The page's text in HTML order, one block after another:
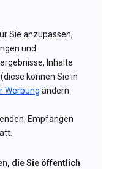
Sie anzupassen,
und
Inhalte
können Sie in
Werbung ändern
Empfangen
die Sie öffentlich